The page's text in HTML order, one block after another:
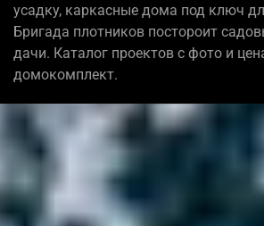
усадку, каркасные дома под ключ
Бригада плотников постороит
дачи. Каталог проектов с фото и
домокомплект.